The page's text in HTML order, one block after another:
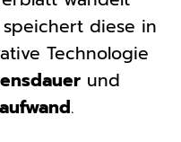
diese in
Technologie
und
.